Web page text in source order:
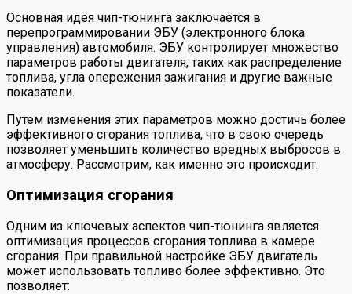
Основная идея чип-тюнинга заключается в
перепрограммировании ЭБУ (электронного блока
управления) автомобиля. ЭБУ контролирует множество
параметров работы двигателя, таких как распределение
топлива, угла опережения зажигания и другие важные
показатели.
Путем изменения этих параметров можно достичь более
эффективного сгорания топлива, что в свою очередь
позволяет уменьшить количество вредных выбросов в
атмосферу. Рассмотрим, как именно это происходит.
Оптимизация сгорания
Одним из ключевых аспектов чип-тюнинга является
оптимизация процессов сгорания топлива в камере
сгорания. При правильной настройке ЭБУ двигатель
может использовать топливо более эффективно. Это
позволяет: